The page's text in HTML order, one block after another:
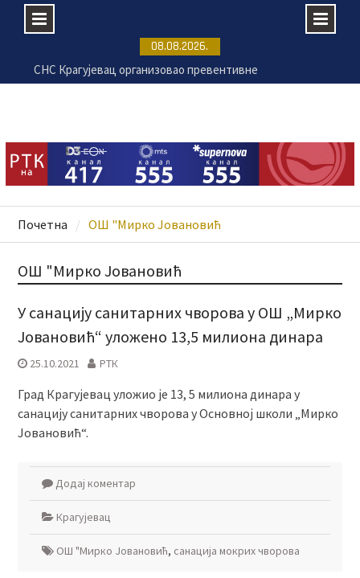
content
08.08.2026.
Крагујевац се припрема за 17.
Великогоспојинске свечаности
Председник Украјине Володимир Зеленски у
званичној посети Србији
СНС Крагујевац организовао превентивне
Почетна ОШ "Мирко Јовановић
ОШ "Мирко Јовановић
У санацију санитарних чворова у ОШ „Мирко
Јовановић“ уложено 13,5 милиона динара
25.10.2021 РТК
Град Крагујевац уложио је 13, 5 милиона динара у
санацију санитарних чворова у Основној школи „Мирко
Јовановић“.
Додај коментар
Крагујевац
ОШ "Мирко Јовановић, санација мокрих чворова